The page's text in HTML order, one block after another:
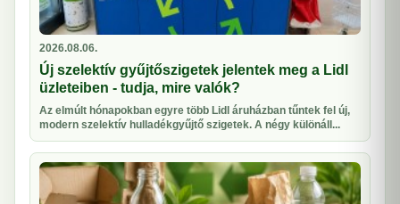
2026.08.06.
Új szelektív gyűjtőszigetek jelentek meg a Lidl
üzleteiben - tudja, mire valók?
Az elmúlt hónapokban egyre több Lidl áruházban tűntek fel új,
modern szelektív hulladékgyűjtő szigetek. A négy különáll...